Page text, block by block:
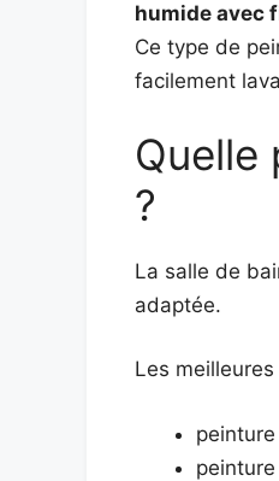
humide avec
Ce type de
facilement
Quelle
?
La salle de
adaptée.
Les
peinture
peinture